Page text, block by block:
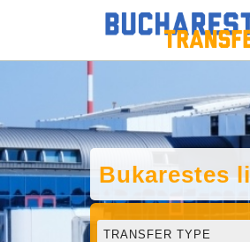
Bukarestes
TRANSFER TYPE